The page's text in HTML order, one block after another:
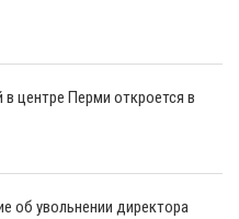
центре Перми откроется в
об увольнении директора